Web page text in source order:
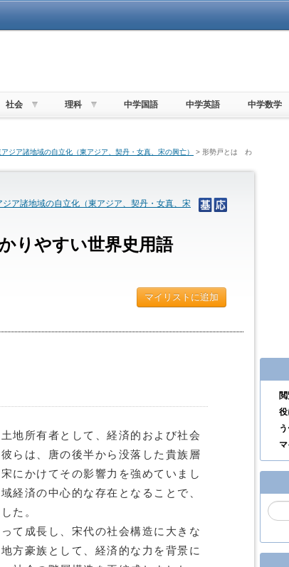
社会 理科 中学国語 中学英語 中学数学
アジア諸地域の自立化（東アジア、契丹・女真、宋の興亡）
> 形勢戸とは わ
ジア諸地域の自立化（東アジア、契丹・女真、宋
りやすい世界史用語
マイリストに追加
地所有者として、経済的および社会
らは、唐の後半から没落した貴族層
にかけてその影響力を強めていまし
経済の中心的な存在となることで、
た。
て成長し、宋代の社会構造に大きな
方豪族として、経済的な力を背景に